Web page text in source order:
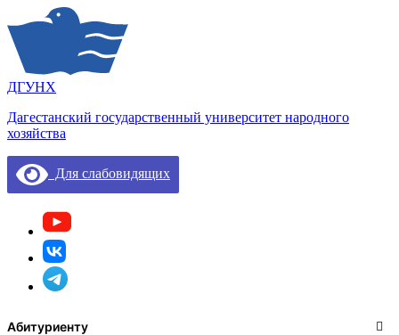
ДГУНХ
Дагестанский государственный университет народного
хозяйства
Для слабовидящих
Абитуриенту